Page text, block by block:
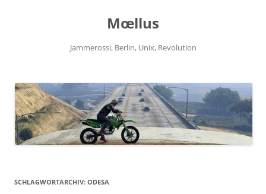
Mœllus
Jammerossi, Berlin, Unix, Revolution
SCHLAGWORTARCHIV: ODESA